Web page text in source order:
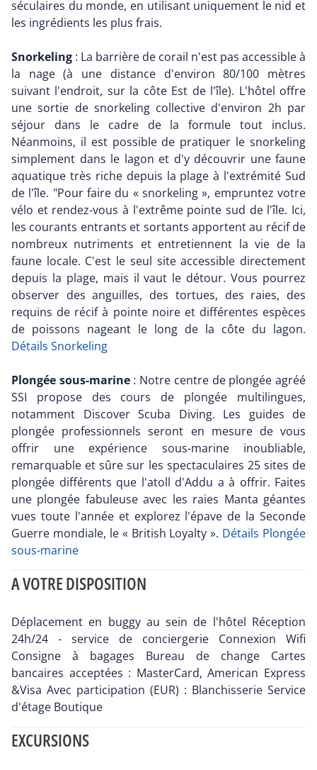
séculaires du monde, en utilisant uniquement le nid et
les ingrédients les plus frais.
Snorkeling : La barrière de corail n'est pas accessible à
la nage (à une distance d'environ 80/100 mètres
suivant l'endroit, sur la côte Est de l'île). L'hôtel offre
une sortie de snorkeling collective d'environ 2h par
séjour dans le cadre de la formule tout inclus.
Néanmoins, il est possible de pratiquer le snorkeling
simplement dans le lagon et d'y découvrir une faune
aquatique très riche depuis la plage à l'extrémité Sud
de l'île. "Pour faire du « snorkeling », empruntez votre
vélo et rendez-vous à l'extrême pointe sud de l'île. Ici,
les courants entrants et sortants apportent au récif de
nombreux nutriments et entretiennent la vie de la
faune locale. C'est le seul site accessible directement
depuis la plage, mais il vaut le détour. Vous pourrez
observer des anguilles, des tortues, des raies, des
requins de récif à pointe noire et différentes espèces
de poissons nageant le long de la côte du lagon.
Détails Snorkeling
Plongée sous-marine: Notre centre de plongée agréé
SSI propose des cours de plongée multilingues,
notamment Discover Scuba Diving. Les guides de
plongée professionnels seront en mesure de vous
offrir une expérience sous-marine inoubliable,
remarquable et sûre sur les spectaculaires 25 sites de
plongée différents que l'atoll d'Addu a à offrir. Faites
une plongée fabuleuse avec les raies Manta géantes
vues toute l'année et explorez l'épave de la Seconde
Guerre mondiale, le « British Loyalty ». Détails Plongée
sous-marine
A VOTRE DISPOSITION
Déplacement en buggy au sein de l'hôtel Réception
24h/24 - service de conciergerie Connexion Wifi
Consigne à bagages Bureau de change Cartes
bancaires acceptées : MasterCard, American Express
&Visa Avec participation (EUR) : Blanchisserie Service
d'étage Boutique
EXCURSIONS